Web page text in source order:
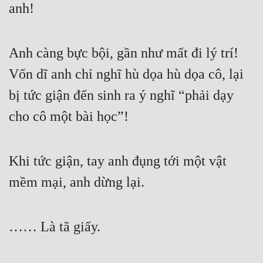
Sát Phạt Quyết Đoán
Vô Sỉ
Điềm Đạm
anh!
Anh càng bực bội, gần như mất đi lý trí!
Vốn dĩ anh chỉ nghĩ hù dọa hù dọa cô, lại
bị tức giận đến sinh ra ý nghĩ “phải dạy
cho cô một bài học”!
Khi tức giận, tay anh đụng tới một vật
mềm mại, anh dừng lại.
…… Là tã giấy.